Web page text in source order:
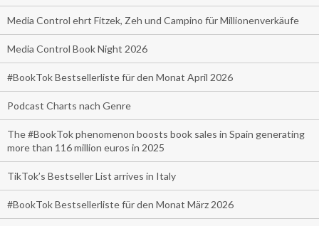
Media Control ehrt Fitzek, Zeh und Campino für Millionenverkäufe
Media Control Book Night 2026
#BookTok Bestsellerliste für den Monat April 2026
Podcast Charts nach Genre
The #BookTok phenomenon boosts book sales in Spain generating
more than 116 million euros in 2025
TikTok’s Bestseller List arrives in Italy
#BookTok Bestsellerliste für den Monat März 2026